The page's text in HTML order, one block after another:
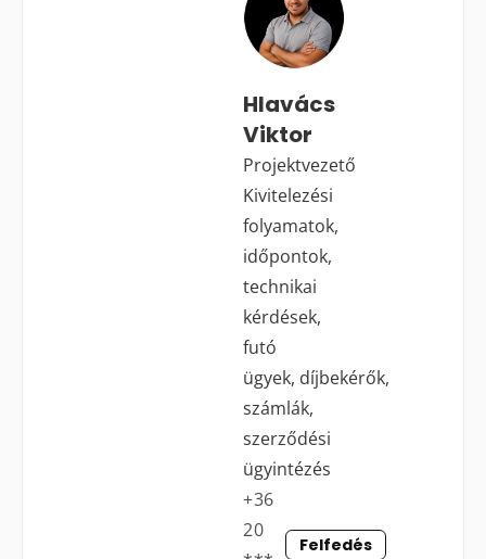
Hlavács
Viktor
Projektvezető
Kivitelezési
folyamatok,
időpontok,
technikai
kérdések,
futó
ügyek, díjbekérők,
számlák,
szerződési
ügyintézés
+36
20
Felfedés